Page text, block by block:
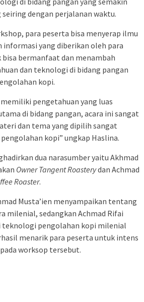
dengan perjalanan waktu.
para peserta bisa menyerap ilmu
yang diberikan oleh para
bisa bermanfaat dan menambah
dan teknologi di bidang pangan
kopi.
pengetahuan yang luas
di bidang pangan, acara ini sangat
dan tema yang dipilih sangat
kopi” ungkap Haslina.
dua narasumber yaitu Akhmad
Owner Tangent Roasterydan Achmad
Roaster.
Musta’ien menyampaikan tentang
milenial, sedangkan Achmad Rifai
pengolahan kopi milenial
menarik para peserta untuk intens
worksop tersebut.